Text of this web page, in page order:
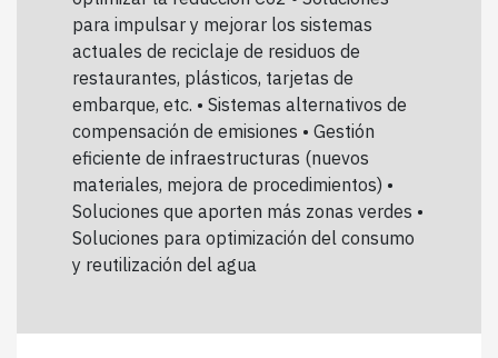
para impulsar y mejorar los sistemas
actuales de reciclaje de residuos de
restaurantes, plásticos, tarjetas de
embarque, etc. • Sistemas alternativos de
compensación de emisiones • Gestión
eficiente de infraestructuras (nuevos
materiales, mejora de procedimientos) •
Soluciones que aporten más zonas verdes •
Soluciones para optimización del consumo
y reutilización del agua